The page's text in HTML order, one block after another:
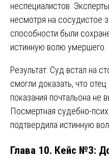
неспециалистов.
несмотря на сосудистое
способности были
истинную волю умершего.
Результат: Суд встал на
смогли доказать, что
показания почтальона не
Посмертная судебно-
подтвердила истинную
Глава 10. Кейс №3: